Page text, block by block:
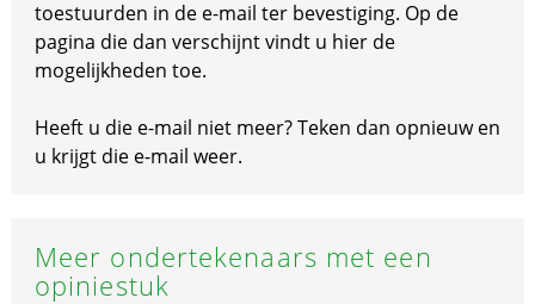
toestuurden in de e-mail ter bevestiging. Op de
pagina die dan verschijnt vindt u hier de
mogelijkheden toe.
Heeft u die e-mail niet meer? Teken dan opnieuw en
u krijgt die e-mail weer.
Meer ondertekenaars met een
opiniestuk